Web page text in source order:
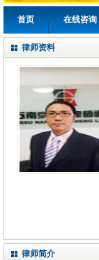
首页 在线咨询
律师资料
律师简介